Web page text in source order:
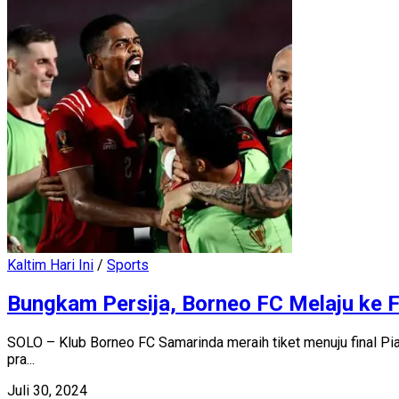
Kaltim Hari Ini / Sports
Bungkam Persija, Borneo FC Melaju ke
SOLO – Klub Borneo FC Samarinda meraih tiket menuju final
pra...
Juli 30, 2024